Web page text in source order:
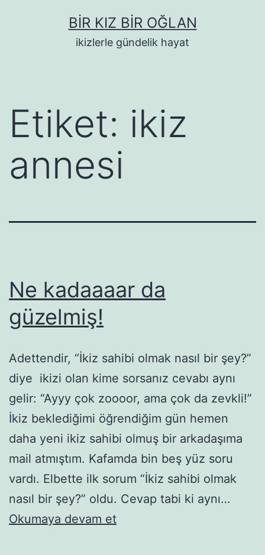
BIR KIZ BIR OĞLAN
ikizlerle gündelik hayat
Etiket: ikiz
annesi
Ne kadaaaar da
güzelmiş!
Adettendir, “İkiz sahibi olmak nasıl bir şey?”
diye ikizi olan kime sorsanız cevabı aynı
gelir: “Ayyy çok zoooor, ama çok da zevkli!”
İkiz beklediğimi öğrendiğim gün hemen
daha yeni ikiz sahibi olmuş bir arkadaşıma
mail atmıştım. Kafamda bin beş yüz soru
vardı. Elbette ilk sorum “İkiz sahibi olmak
nasıl bir şey?” oldu. Cevap tabi ki aynı…
Okumaya devam etNe